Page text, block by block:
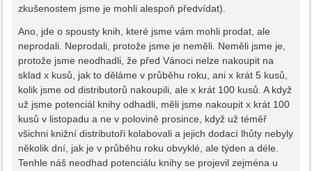
zkušenostem jsme je mohli alespoň předvídat).
Ano, jde o spousty knih, které jsme vám mohli prodat, ale
neprodali. Neprodali, protože jsme je neměli. Neměli jsme je,
protože jsme neodhadli, že před Vánoci nelze nakoupit na
sklad x kusů, jak to děláme v průběhu roku, ani x krát 5 kusů,
kolik jsme od distributorů nakoupili, ale x krát 100 kusů. A když
už jsme potenciál knihy odhadli, měli jsme nakoupit x krát 100
kusů v listopadu a ne v polovině prosince, když už téměř
všichni knižní distributoři kolabovali a jejich dodací lhůty nebyly
několik dní, jak je v průběhu roku obvyklé, ale týden a déle.
Tenhle náš neodhad potenciálu knihy se projevil zejména u